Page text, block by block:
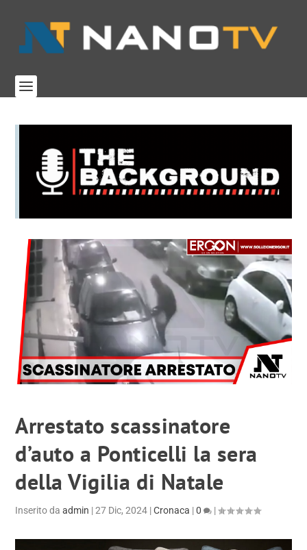
Arrestato scassinatore
d’auto a Ponticelli la sera
della Vigilia di Natale
Inserito daadmin |27 Dic, 2024 |Cronaca |0 |